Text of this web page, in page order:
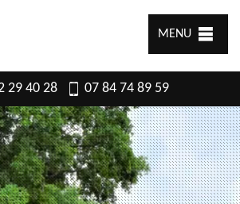
MENU
29 40 28 07 84 74 89 59